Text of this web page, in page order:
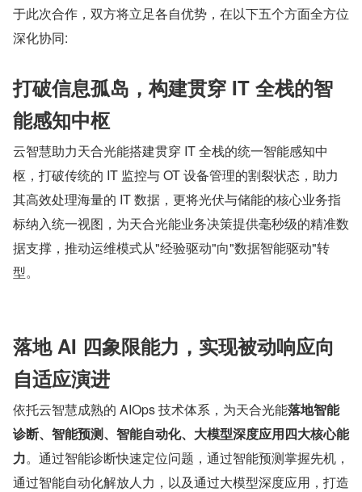
于此次合作，双方将立足各自优势，在以下五个方面全方位
深化协同:
打破信息孤岛，构建贯穿 IT 全栈的智
能感知中枢
云智慧助力天合光能搭建贯穿 IT 全栈的统一智能感知中
枢，打破传统的 IT 监控与 OT 设备管理的割裂状态，助力
其高效处理海量的 IT 数据，更将光伏与储能的核心业务指
标纳入统一视图，为天合光能业务决策提供毫秒级的精准数
据支撑，推动运维模式从"经验驱动"向"数据智能驱动"转
型。
落地 AI 四象限能力，实现被动响应向
自适应演进
依托云智慧成熟的 AIOps 技术体系，为天合光能落地智能
诊断、智能预测、智能自动化、大模型深度应用四大核心能
力。通过智能诊断快速定位问题，通过智能预测掌握先机，
通过智能自动化解放人力，以及通过大模型深度应用，打造